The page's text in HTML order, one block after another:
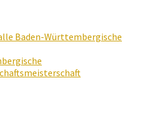
Baden-Württembergische